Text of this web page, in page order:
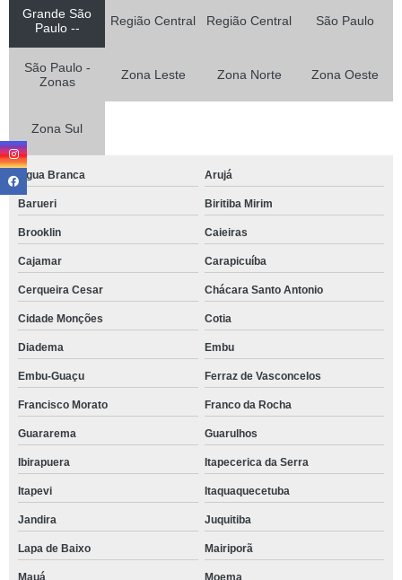
Grande São
Paulo --
Região Central Região Central São Paulo
São Paulo -
Zonas
Zona Leste Zona Norte Zona Oeste
Zona Sul
Agua Branca Arujá
Barueri Biritiba Mirim
Brooklin Caieiras
Cajamar Carapicuíba
Cerqueira Cesar Chácara Santo Antonio
Cidade Monções Cotia
Diadema Embu
Embu-Guaçu Ferraz de Vasconcelos
Francisco Morato Franco da Rocha
Guararema Guarulhos
Ibirapuera Itapecerica da Serra
Itapevi Itaquaquecetuba
Jandira Juquitiba
Lapa de Baixo Mairiporã
Mauá Moema